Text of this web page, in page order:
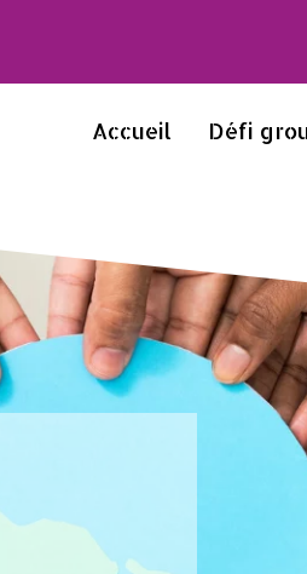
Accueil Défi